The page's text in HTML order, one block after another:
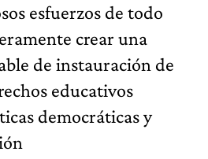
esfuerzos de todo
crear una
de instauración de
educativos
democráticas y